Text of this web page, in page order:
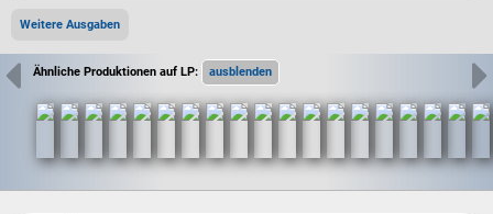
Weitere Ausgaben
Ähnliche Produktionen auf LP: